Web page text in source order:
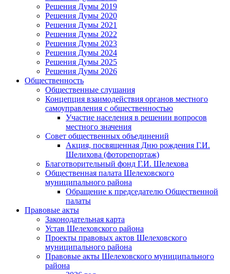
Решения Думы 2019
Решения Думы 2020
Решения Думы 2021
Решения Думы 2022
Решения Думы 2023
Решения Думы 2024
Решения Думы 2025
Решения Думы 2026
Общественность
Общественные слушания
Концепция взаимодействия органов местного
самоуправления с общественностью
Участие населения в решении вопросов
местного значения
Совет общественных объединений
Акция, посвященная Дню рождения Г.И.
Шелихова (фоторепортаж)
Благотворительный фонд Г.И. Шелехова
Общественная палата Шелеховского
муниципального района
Обращение к председателю Общественной
палаты
Правовые акты
Законодательная карта
Устав Шелеховского района
Проекты правовых актов Шелеховского
муниципального района
Правовые акты Шелеховского муниципального
района